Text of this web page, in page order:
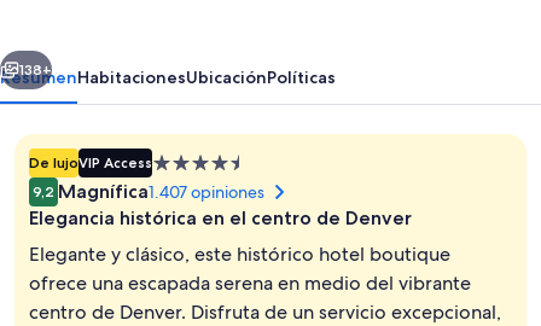
Siguiente
138+
ResumenHabitacionesUbicaciónPolíticas
De lujoVIP AccessPropiedad
de
4.5
9,2 Magnífica1.407 opiniones
Elegancia histórica en el centro de Denver
Elegante y clásico, este histórico hotel boutique
ofrece una escapada serena en medio del vibrante
centro de Denver. Disfruta de un servicio excepcional,